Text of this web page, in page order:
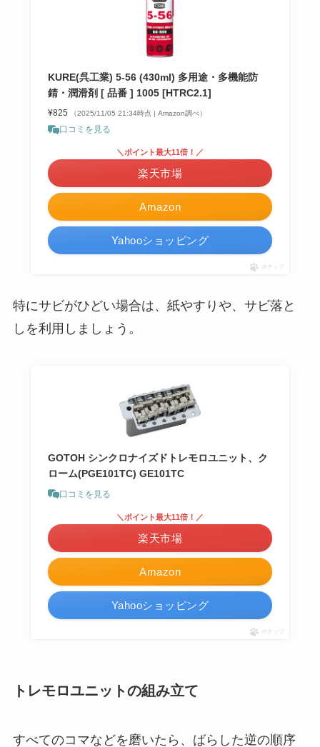
KURE(呉工業) 5-56 (430ml) 多用途・多機能防
錆・潤滑剤 [ 品番 ] 1005 [HTRC2.1]
¥825 （2025/11/05 21:34時点 | Amazon調べ）
口コミを見る
Amazon
＼ポイント最大11倍！／
楽天市場
Yahooショッピング
ポチップ
特にサビがひどい場合は、紙やすりや、サビ落と
しを利用しましょう。
GOTOH シンクロナイズドトレモロユニット、ク
ローム(PGE101TC) GE101TC
口コミを見る
Amazon
＼ポイント最大11倍！／
楽天市場
Yahooショッピング
ポチップ
トレモロユニットの組み立て
すべてのコマなどを磨いたら、ばらした逆の順序